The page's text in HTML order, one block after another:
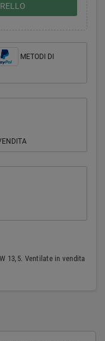
METODI DI
13,5. Ventilate in vendita